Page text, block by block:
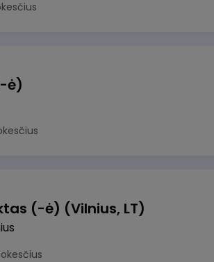
ė)
(-ė) (Vilnius, LT)